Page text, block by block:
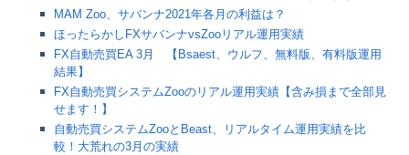
MAM Zoo、サバンナ2021年各月の利益は？
ほったらかしFXサバンナvsZooリアル運用実績
FX自動売買EA 3月 【Bsaest、ウルフ、無料版、有料版運用
結果】
FX自動売買システムZooのリアル運用実績【含み損まで全部見
せます！】
自動売買システムZooとBeast、リアルタイム運用実績を比
較！大荒れの3月の実績